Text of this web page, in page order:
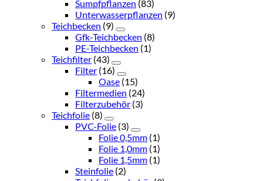
Sumpfpflanzen (83)
Unterwasserpflanzen (9)
Teichbecken (9)
Gfk-Teichbecken (8)
PE-Teichbecken (1)
Teichfilter (43)
Filter (16)
Oase (15)
Filtermedien (24)
Filterzubehör (3)
Teichfolie (8)
PVC-Folie (3)
Folie 0,5mm (1)
Folie 1,0mm (1)
Folie 1,5mm (1)
Steinfolie (2)